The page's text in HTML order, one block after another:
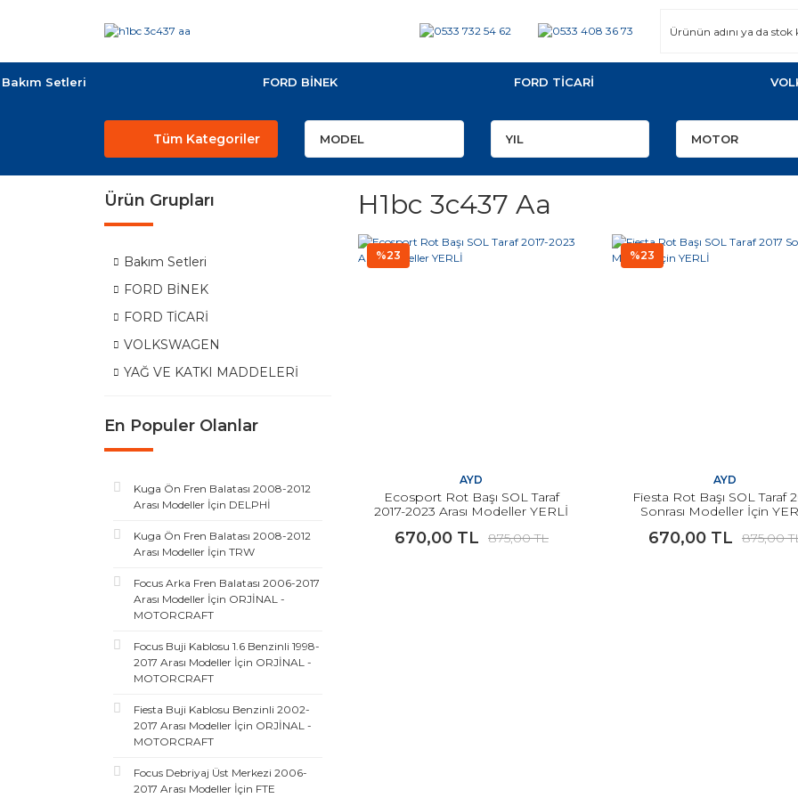
Bakım Setleri FORD BİNEK FORD TİCARİ
Tüm Kategoriler
Ürün Grupları
Bakım Setleri
FORD BİNEK
FORD TİCARİ
VOLKSWAGEN
YAĞ VE KATKI MADDELERİ
En Populer Olanlar
Kuga Ön Fren Balatası 2008-2012
Arası Modeller İçin DELPHİ
Kuga Ön Fren Balatası 2008-2012
Arası Modeller İçin TRW
Focus Arka Fren Balatası 2006-2017
Arası Modeller İçin ORJİNAL -
MOTORCRAFT
Focus Buji Kablosu 1.6 Benzinli 1998-
2017 Arası Modeller İçin ORJİNAL -
MOTORCRAFT
Fiesta Buji Kablosu Benzinli 2002-
2017 Arası Modeller İçin ORJİNAL -
MOTORCRAFT
Focus Debriyaj Üst Merkezi 2006-
2017 Arası Modeller İçin FTE
H1bc 3c437 Aa
%23
AYD
Ecosport Rot Başı SOL Taraf
2017-2023 Arası Modeller YERLİ
670,00 TL 875,00 TL
%23
AYD
Fiesta Rot Başı SOL Taraf
Sonrası Modeller İçin
670,00 TL 875,00